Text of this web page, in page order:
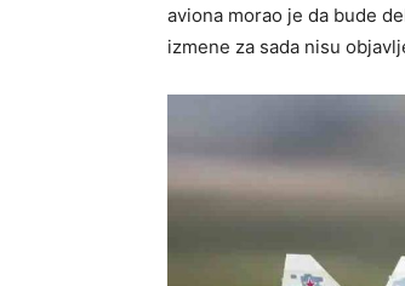
aviona morao je da bude
izmene za sada nisu